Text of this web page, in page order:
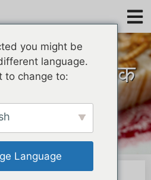
कीट विभाजक
को बेची गई
you might be
language.
to change to:
Language